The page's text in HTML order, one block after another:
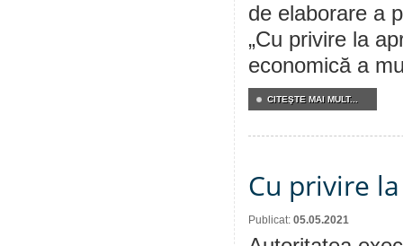
de elaborare a
„Cu privire la
economică a
CITEŞTE MAI MULT...
Cu privire
Publicat: 05.05.2021